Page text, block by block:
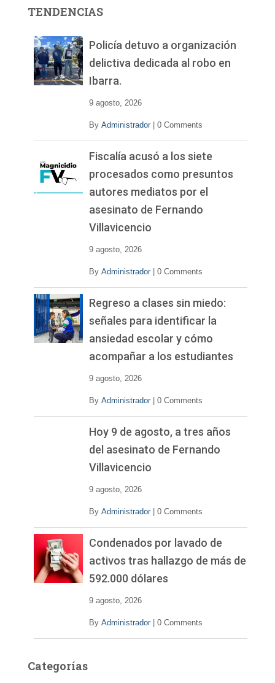
d
TENDENCIAS
Policía detuvo a organización
delictiva dedicada al robo en
Ibarra.
9 agosto, 2026
By Administrador 0 Comments
Fiscalía acusó a los siete
procesados como presuntos
autores mediatos por el
asesinato de Fernando
Villavicencio
9 agosto, 2026
By Administrador 0 Comments
Regreso a clases sin miedo:
señales para identificar la
ansiedad escolar y cómo
acompañar a los estudiantes
9 agosto, 2026
By Administrador 0 Comments
Hoy 9 de agosto, a tres años
del asesinato de Fernando
Villavicencio
9 agosto, 2026
By Administrador 0 Comments
Condenados por lavado de
activos tras hallazgo de más de
592.000 dólares
9 agosto, 2026
By Administrador 0 Comments
Categorías